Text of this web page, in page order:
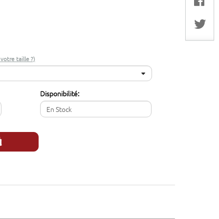
taille ?)
Disponibilité:
En Stock